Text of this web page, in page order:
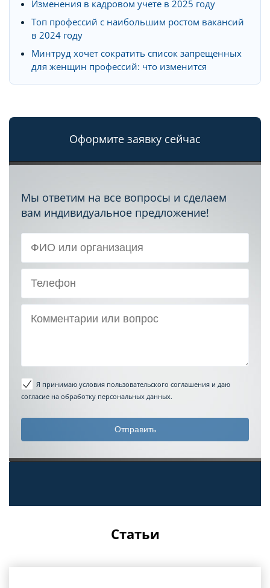
Изменения в кадровом учете в 2025 году
Топ профессий с наибольшим ростом вакансий
в 2024 году
Минтруд хочет сократить список запрещенных
для женщин профессий: что изменится
Оформите заявку сейчас
Мы ответим на все вопросы и сделаем
вам индивидуальное предложение!
Я принимаю условия пользовательского соглашения и даю
согласие на обработку персональных данных.
Статьи